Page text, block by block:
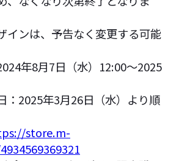
インは、予告なく変更する可能
年8月7日（水）12:00〜2025
：2025年3月26日（水）より順
store.m-